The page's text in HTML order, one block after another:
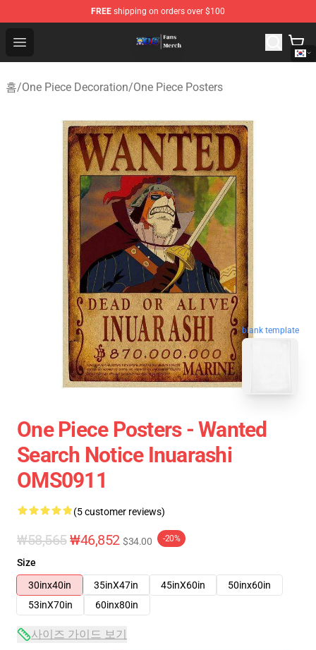
FREE shipping on orders over $100
Open menu
One Piece Store - Official One Piece Merchandise Shop
홈/One Piece Decoration/One Piece Posters
blank template
One Piece Posters - Wanted
Search Notice Inuarashi
OMS0911
(5 customer reviews)
₩58,565₩46,852 $34.00 -20%
Size
30inx40in
35inX47in 45inX60in
50inx60in
53inX70in
60inx80in
사이즈 가이드 보기